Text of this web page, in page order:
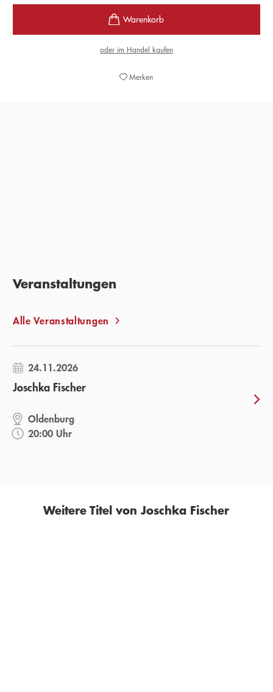
oder im Handel kaufen
Merken
Veranstaltungen
Alle Veranstaltungen
24.11.2026
Joschka Fischer
Oldenburg
20:00 Uhr
Weitere Titel von Joschka Fischer